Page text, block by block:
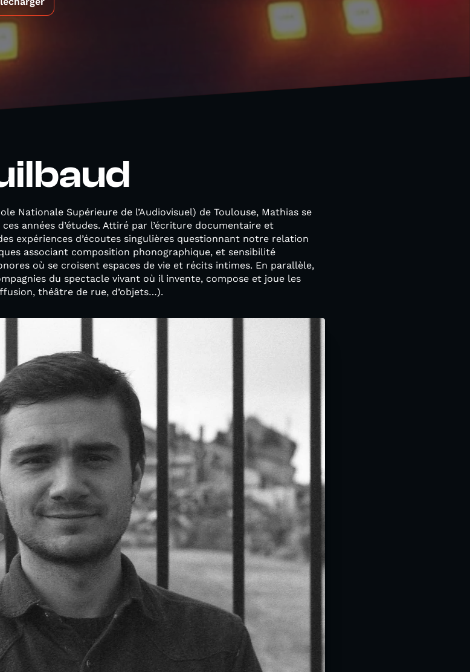
Nationale Supérieure de l’Audiovisuel) de Toulouse, Mathias se
années d’études. Attiré par l’écriture documentaire et
expériences d’écoutes singulières questionnant notre relation
associant composition phonographique, et sensibilité
où se croisent espaces de vie et récits intimes. En parallèle,
du spectacle vivant où il invente, compose et joue les
théâtre de rue, d’objets…).